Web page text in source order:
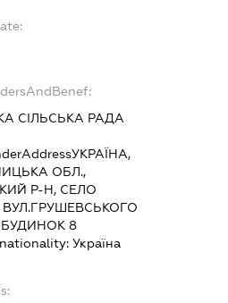
СІЛЬСЬКА РАДА
УКРАЇНА,
ОБЛ.,
Р-Н, СЕЛО
ВУЛ.ГРУШЕВСЬКОГО
8
Україна